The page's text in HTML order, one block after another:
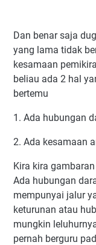
Dan benar saja
yang lama tidak
kesamaan
beliau ada 2 hal
bertemu
1. Ada hubungan
2. Ada kesamaan
Kira kira
Ada hubungan
mempunyai jalur
keturunan atau
mungkin
pernah berguru